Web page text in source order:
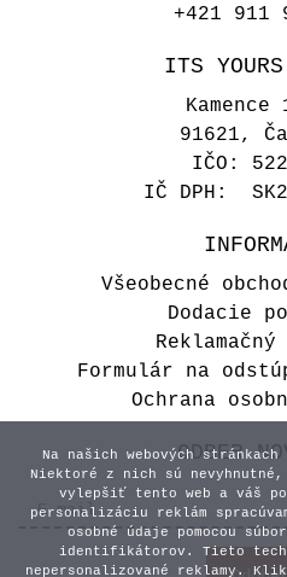
+421 911
ITS
Kamence
91621,
IČO:
IČ DPH:
Všeobecné
Dodacie
Formulár na
Ochrana
ODBER
Na našich webových
Niektoré z nich sú
vylepšiť tento web a váš
personalizáciu reklám
osobné údaje pomocou
identifikátorov. Tieto
nepersonalizované reklamy.